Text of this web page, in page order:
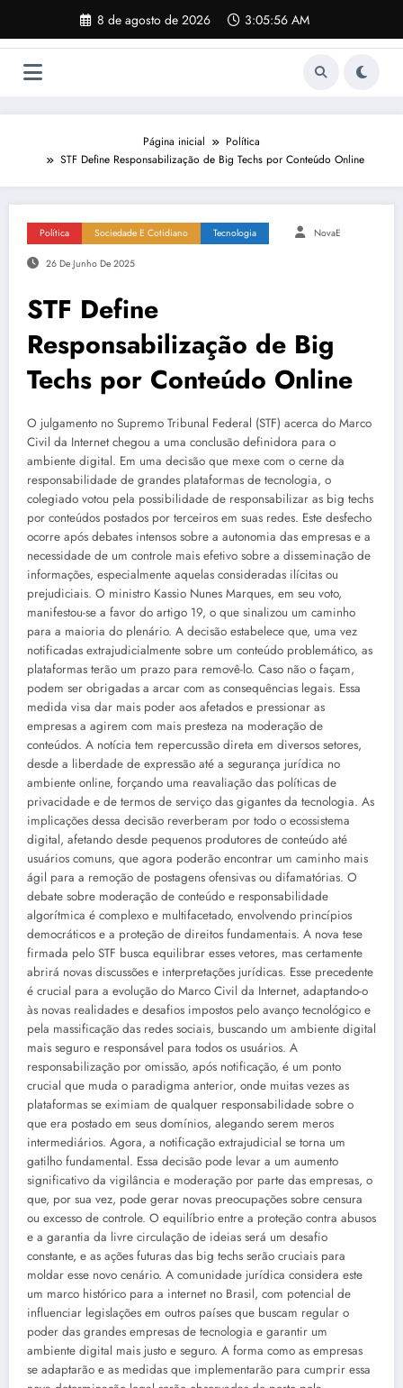
o
8 de agosto de 2026 3:05:56 AM
Página inicial
Política
STF Define Responsabilização de Big Techs por Conteúdo Online
Política Sociedade E Cotidiano Tecnologia NovaE
26 De Junho De 2025
STF Define
Responsabilização de Big
Techs por Conteúdo Online
O julgamento no Supremo Tribunal Federal (STF) acerca do Marco
Civil da Internet chegou a uma conclusão definidora para o
ambiente digital. Em uma decisão que mexe com o cerne da
responsabilidade de grandes plataformas de tecnologia, o
colegiado votou pela possibilidade de responsabilizar as big techs
por conteúdos postados por terceiros em suas redes. Este desfecho
ocorre após debates intensos sobre a autonomia das empresas e a
necessidade de um controle mais efetivo sobre a disseminação de
informações, especialmente aquelas consideradas ilícitas ou
prejudiciais. O ministro Kassio Nunes Marques, em seu voto,
manifestou-se a favor do artigo 19, o que sinalizou um caminho
para a maioria do plenário. A decisão estabelece que, uma vez
notificadas extrajudicialmente sobre um conteúdo problemático, as
plataformas terão um prazo para removê-lo. Caso não o façam,
podem ser obrigadas a arcar com as consequências legais. Essa
medida visa dar mais poder aos afetados e pressionar as
empresas a agirem com mais presteza na moderação de
conteúdos. A notícia tem repercussão direta em diversos setores,
desde a liberdade de expressão até a segurança jurídica no
ambiente online, forçando uma reavaliação das políticas de
privacidade e de termos de serviço das gigantes da tecnologia. As
implicações dessa decisão reverberam por todo o ecossistema
digital, afetando desde pequenos produtores de conteúdo até
usuários comuns, que agora poderão encontrar um caminho mais
ágil para a remoção de postagens ofensivas ou difamatórias. O
debate sobre moderação de conteúdo e responsabilidade
algorítmica é complexo e multifacetado, envolvendo princípios
democráticos e a proteção de direitos fundamentais. A nova tese
firmada pelo STF busca equilibrar esses vetores, mas certamente
abrirá novas discussões e interpretações jurídicas. Esse precedente
é crucial para a evolução do Marco Civil da Internet, adaptando-o
às novas realidades e desafios impostos pelo avanço tecnológico e
pela massificação das redes sociais, buscando um ambiente digital
mais seguro e responsável para todos os usuários. A
responsabilização por omissão, após notificação, é um ponto
crucial que muda o paradigma anterior, onde muitas vezes as
plataformas se eximiam de qualquer responsabilidade sobre o
que era postado em seus domínios, alegando serem meros
intermediários. Agora, a notificação extrajudicial se torna um
gatilho fundamental. Essa decisão pode levar a um aumento
significativo da vigilância e moderação por parte das empresas, o
que, por sua vez, pode gerar novas preocupações sobre censura
ou excesso de controle. O equilíbrio entre a proteção contra abusos
e a garantia da livre circulação de ideias será um desafio
constante, e as ações futuras das big techs serão cruciais para
moldar esse novo cenário. A comunidade jurídica considera este
um marco histórico para a internet no Brasil, com potencial de
influenciar legislações em outros países que buscam regular o
poder das grandes empresas de tecnologia e garantir um
ambiente digital mais justo e seguro. A forma como as empresas
se adaptarão e as medidas que implementarão para cumprir essa